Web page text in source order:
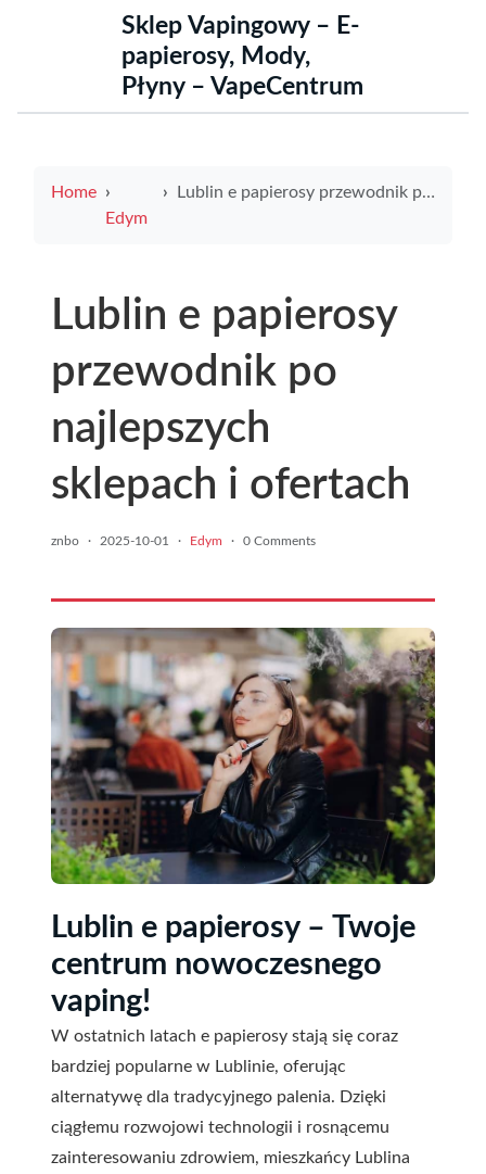
Sklep Vapingowy – E-
papierosy, Mody,
Płyny – VapeCentrum
Home
Edym
Lublin e papierosy przewodnik po najlepszych sklepach i ofertach
Lublin e papierosy
przewodnik po
najlepszych
sklepach i ofertach
znbo · 2025-10-01 · Edym · 0 Comments
Lublin e papierosy – Twoje
centrum nowoczesnego
vaping!
W ostatnich latach e papierosy stają się coraz
bardziej popularne w Lublinie, oferując
alternatywę dla tradycyjnego palenia. Dzięki
ciągłemu rozwojowi technologii i rosnącemu
zainteresowaniu zdrowiem, mieszkańcy Lublina